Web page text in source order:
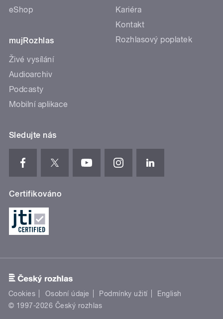
eShop
mujRozhlas
Živé vysílání
Audioarchiv
Podcasty
Mobilní aplikace
Kariéra
Kontakt
Rozhlasový poplatek
Sledujte nás
Certifikováno
Cookies Osobní údaje Podmínky užití
English
© 1997-2026 Český rozhlas